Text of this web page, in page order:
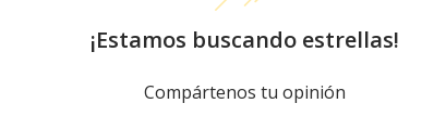
¡Estamos buscando estrellas!
Compártenos tu opinión